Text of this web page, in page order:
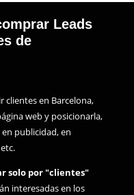
Leads
de
clientes en Barcelona,
web y posicionarla,
publicidad, en
solo por "clientes"
interesadas en los